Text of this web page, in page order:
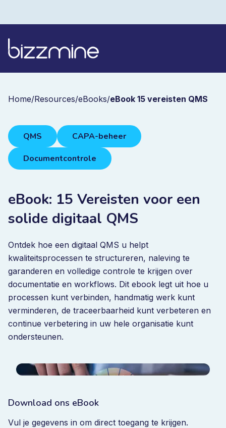
Home/Resources/eBooks/eBook 15 vereisten QMS
QMS
CAPA-beheer
Documentcontrole
eBook: 15 Vereisten voor een
solide digitaal QMS
Ontdek hoe een digitaal QMS u helpt
kwaliteitsprocessen te structureren, naleving te
garanderen en volledige controle te krijgen over
documentatie en workflows. Dit ebook legt uit hoe u
processen kunt verbinden, handmatig werk kunt
verminderen, de traceerbaarheid kunt verbeteren en
continue verbetering in uw hele organisatie kunt
ondersteunen.
Download ons eBook
Vul je gegevens in om direct toegang te krijgen.